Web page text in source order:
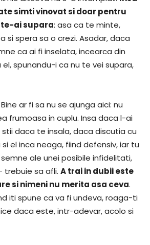
simti vinovat si doar pentru
ai supara: asa ca te minte,
si spera sa o crezi. Asadar, daca
ca ai fi inselata, incearca din
spunandu-i ca nu te vei supara,
Bine ar fi sa nu se ajunga aici: nu
frumoasa in cuplu. Insa daca l-ai
daca te insala, daca discutia cu
el inca neaga, fiind defensiv, iar tu
ale unei posibile infidelitati,
trebuie sa afli. A trai in dubii este
si nimeni nu merita asa ceva.
iti spune ca va fi undeva, roaga-ti
daca este, intr-adevar, acolo si